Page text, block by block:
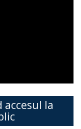
accesul la